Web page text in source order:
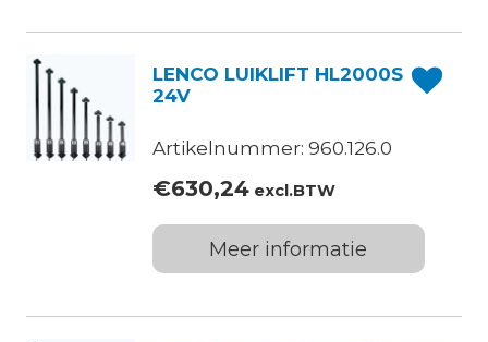
LENCO LUIKLIFT HL2000S
24V
Artikelnummer: 960.126.0
€630,24excl.BTW
Meer informatie